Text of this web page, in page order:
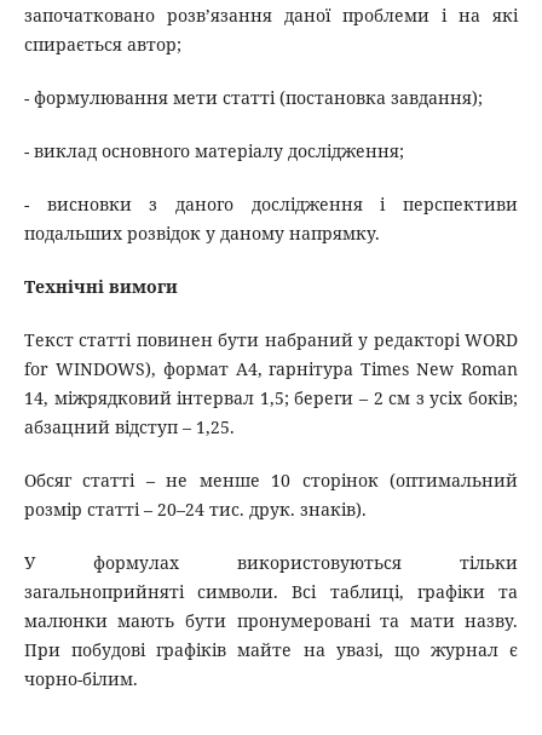
започатковано розв’язання даної проблеми і на які
спирається автор;
- формулювання мети статті (постановка завдання);
- виклад основного матеріалу дослідження;
- висновки з даного дослідження і перспективи
подальших розвідок у даному напрямку.
Технічні вимоги
Текст статті повинен бути набраний у редакторі WORD
for WINDOWS), формат А4, гарнітура Times New Roman
14, міжрядковий інтервал 1,5; береги – 2 см з усіх боків;
абзацний відступ – 1,25.
Обсяг статті – не менше 10 сторінок (оптимальний
розмір статті – 20–24 тис. друк. знаків).
У формулах використовуються тільки
загальноприйняті символи. Всі таблиці, графіки та
малюнки мають бути пронумеровані та мати назву.
При побудові графіків майте на увазі, що журнал є
чорно-білим.